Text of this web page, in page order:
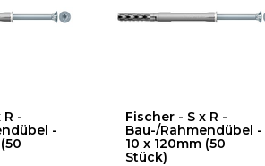
R -
-
Fischer - S x R -
Bau-/Rahmendübel -
10 x 120mm (50
Stück)